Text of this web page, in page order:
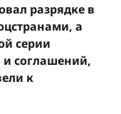
разрядке в
а
серии
и соглашений,
к